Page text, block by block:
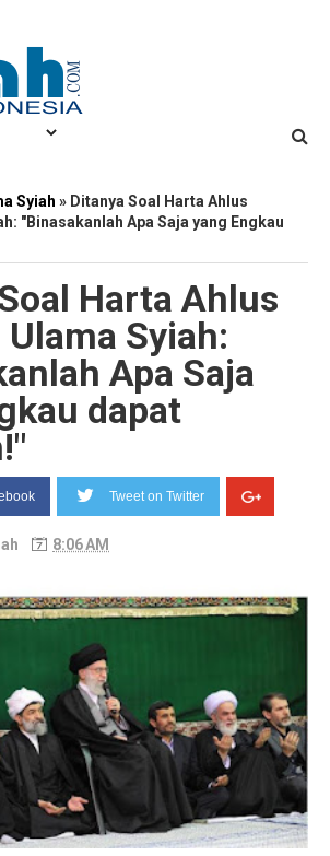
Syiah » Ditanya Soal Harta Ahlus
"Binasakanlah Apa Saja yang Engkau
Harta Ahlus
Syiah:
Apa Saja
dapat
Tweet on Twitter
8:06 AM